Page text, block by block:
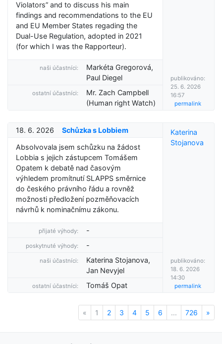
Violators” and to discuss his main
findings and recommendations to the EU
and EU Member States regading the
Dual-Use Regulation, adopted in 2021
(for which I was the Rapporteur).
naši účastníci:
Markéta Gregorová,
Paul Diegel
ostatní účastníci:
Mr. Zach Campbell
(Human right Watch)
publikováno:
25. 6. 2026
16:57
permalink
18. 6. 2026
Schůzka s Lobbiem
Absolvovala jsem schůzku na žádost
Lobbia s jejich zástupcem Tomášem
Opatem k debatě nad časovým
výhledem promítnutí SLAPPS směrnice
do českého právního řádu a rovněž
možnosti předložení pozměňovacích
návrhů k nominačnímu zákonu.
přijaté výhody: -
poskytnuté výhody: -
naši účastníci:
Katerina Stojanova,
Jan Nevyjel
ostatní účastníci: Tomáš Opat
Katerina
Stojanova
publikováno:
18. 6. 2026
14:30
permalink
« Previous
1 2 3 4 5 6 ... 726 »